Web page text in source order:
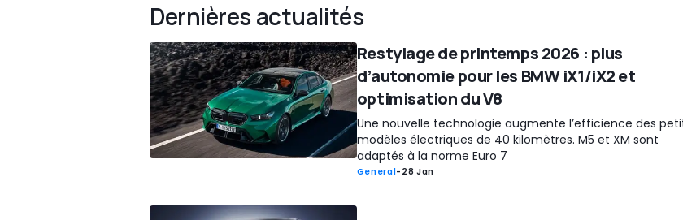
Dernières actualités
Restylage de printemps 2026 : plus
d’autonomie pour les BMW iX1/iX2 et
optimisation du V8
Une nouvelle technologie augmente l’efficience des
modèles électriques de 40 kilomètres. M5 et XM sont
adaptés à la norme Euro 7
General- 28 Jan